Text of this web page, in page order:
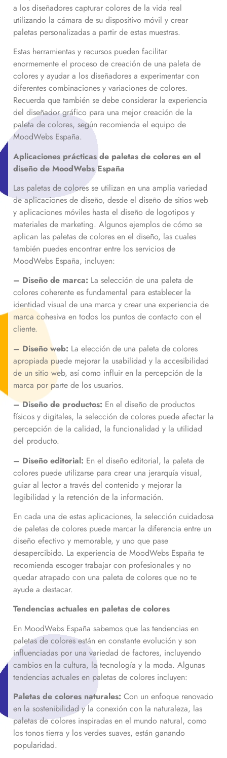
a los diseñadores capturar colores de la vida real
utilizando la cámara de su dispositivo móvil y crear
paletas personalizadas a partir de estas muestras.
Estas herramientas y recursos pueden facilitar
enormemente el proceso de creación de una paleta de
colores y ayudar a los diseñadores a experimentar con
diferentes combinaciones y variaciones de colores.
Recuerda que también se debe considerar la experiencia
del diseñador gráfico para una mejor creación de la
paleta de colores, según recomienda el equipo de
MoodWebs España.
Aplicaciones prácticas de paletas de colores en el
diseño de MoodWebs España
Las paletas de colores se utilizan en una amplia variedad
de aplicaciones de diseño, desde el diseño de sitios web
y aplicaciones móviles hasta el diseño de logotipos y
materiales de marketing. Algunos ejemplos de cómo se
aplican las paletas de colores en el diseño, las cuales
también puedes encontrar entre los servicios de
MoodWebs España, incluyen:
– Diseño de marca: La selección de una paleta de
colores coherente es fundamental para establecer la
identidad visual de una marca y crear una experiencia de
marca cohesiva en todos los puntos de contacto con el
cliente.
– Diseño web: La elección de una paleta de colores
apropiada puede mejorar la usabilidad y la accesibilidad
de un sitio web, así como influir en la percepción de la
marca por parte de los usuarios.
– Diseño de productos: En el diseño de productos
físicos y digitales, la selección de colores puede afectar la
percepción de la calidad, la funcionalidad y la utilidad
del producto.
– Diseño editorial: En el diseño editorial, la paleta de
colores puede utilizarse para crear una jerarquía visual,
guiar al lector a través del contenido y mejorar la
legibilidad y la retención de la información.
En cada una de estas aplicaciones, la selección cuidadosa
de paletas de colores puede marcar la diferencia entre un
diseño efectivo y memorable, y uno que pase
desapercibido. La experiencia de MoodWebs España te
recomienda escoger trabajar con profesionales y no
quedar atrapado con una paleta de colores que no te
ayude a destacar.
Tendencias actuales en paletas de colores
En MoodWebs España sabemos que las tendencias en
paletas de colores están en constante evolución y son
influenciadas por una variedad de factores, incluyendo
cambios en la cultura, la tecnología y la moda. Algunas
tendencias actuales en paletas de colores incluyen:
Paletas de colores naturales: Con un enfoque renovado
en la sostenibilidad y la conexión con la naturaleza, las
paletas de colores inspiradas en el mundo natural, como
los tonos tierra y los verdes suaves, están ganando
popularidad.